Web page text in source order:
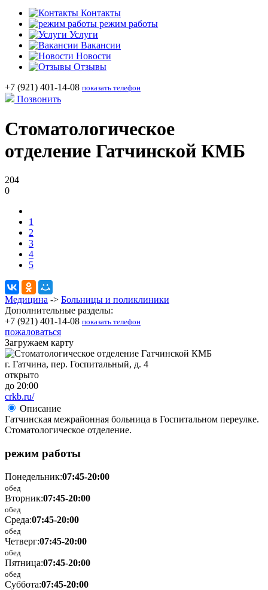
Контакты
режим работы
Услуги
Вакансии
Новости
Отзывы
+7 (921) 401-14-08 показать телефон
Позвонить
Стоматологическое
отделение Гатчинской КМБ
204
0
1
2
3
4
5
Медицина -> Больницы и поликлиники
Дополнительные разделы:
+7 (921) 401-14-08 показать телефон
пожаловаться
Загружаем карту
г. Гатчина, пер. Госпитальный, д. 4
открыто
до 20:00
crkb.ru/
Описание
Гатчинская межрайонная больница в Госпитальном переулке.
Стоматологическое отделение.
режим работы
Понедельник:07:45-20:00
обед
Вторник:07:45-20:00
обед
Среда:07:45-20:00
обед
Четверг:07:45-20:00
обед
Пятница:07:45-20:00
обед
Суббота:07:45-20:00